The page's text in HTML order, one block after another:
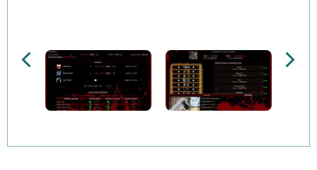
zwyczajnie… nie możesz się już wycofać! Gra
przeznaczona jest dla dowolnej liczby graczy, chociaż
4-5 jest najbardziej optymalnym wyborem. Dwie losowo
właśnie w ten sposób zaczyna… każdy z graczy.